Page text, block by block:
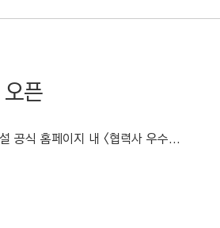
픈
공식 홈페이지 내 <협력사 우수...